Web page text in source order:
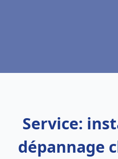
Service:
dépannage